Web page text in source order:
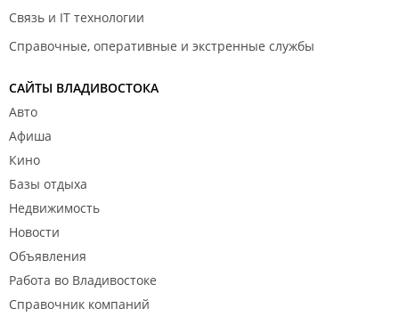
Связь и IT технологии
Справочные, оперативные и экстренные службы
САЙТЫ ВЛАДИВОСТОКА
Авто
Афиша
Кино
Базы отдыха
Недвижимость
Новости
Объявления
Работа во Владивостоке
Справочник компаний